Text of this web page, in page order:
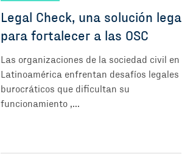
Legal Check, una solución legal
para fortalecer a las OSC
Las organizaciones de la sociedad civil en
Latinoamérica enfrentan desafíos legales y
burocráticos que dificultan su
funcionamiento ,...